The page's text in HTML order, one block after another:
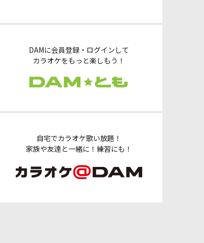
DAMに会員登録・ログインして
カラオケをもっと楽しもう！
自宅でカラオケ歌い放題！
家族や友達と一緒に！練習にも！